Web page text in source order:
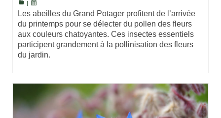
Les abeilles du Grand Potager profitent de l’arrivée
du printemps pour se délecter du pollen des fleurs
aux couleurs chatoyantes. Ces insectes essentiels
participent grandement à la pollinisation des fleurs
du jardin.